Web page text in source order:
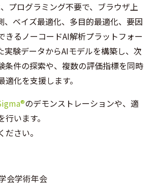
プログラミング不要で、ブラウザ上
、ベイズ最適化、多目的最適化、要因
きるノーコードAI解析プラットフォー
実験データからAIモデルを構築し、次
条件の探索や、複数の評価指標を同時
化を支援します。
のデモンストレーションや、適
います。
さい。
会学術年会